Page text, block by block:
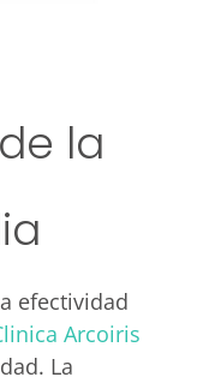
la
efectividad
Arcoiris
La